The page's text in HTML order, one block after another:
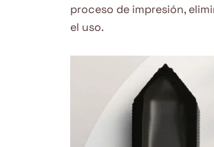
proceso de impresión,
el uso.